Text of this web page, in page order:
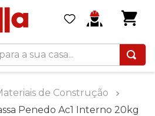
a sua casa...
de Construção
Penedo Ac1 Interno 20kg